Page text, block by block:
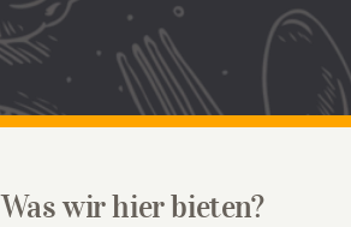
Was wir hier bieten?